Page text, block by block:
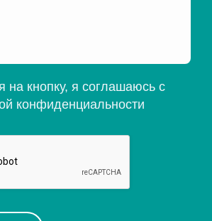
на кнопку, я соглашаюсь с
конфиденциальности